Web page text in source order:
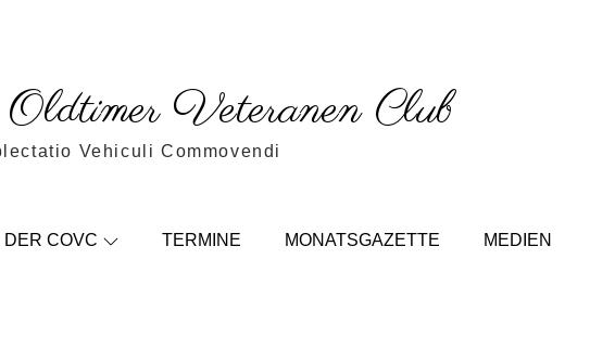
Oldtimer Veteranen Club
Vehiculi Commovendi
DER COVC TERMINE MONATSGAZETTE MEDIEN